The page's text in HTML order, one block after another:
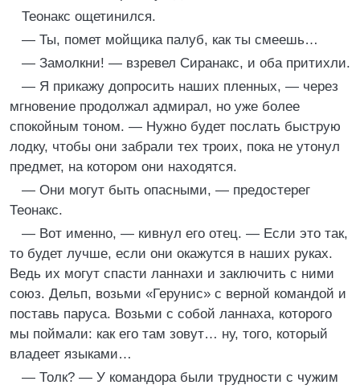
Теонакс ощетинился.
— Ты, помет мойщика палуб, как ты смеешь…
— Замолкни! — взревел Сиранакс, и оба притихли.
— Я прикажу допросить наших пленных, — через
мгновение продолжал адмирал, но уже более
спокойным тоном. — Нужно будет послать быструю
лодку, чтобы они забрали тех троих, пока не утонул
предмет, на котором они находятся.
— Они могут быть опасными, — предостерег
Теонакс.
— Вот именно, — кивнул его отец. — Если это так,
то будет лучше, если они окажутся в наших руках.
Ведь их могут спасти ланнахи и заключить с ними
союз. Дельп, возьми «Герунис» с верной командой и
поставь паруса. Возьми с собой ланнаха, которого
мы поймали: как его там зовут… ну, того, который
владеет языками…
— Толк? — У командора были трудности с чужим